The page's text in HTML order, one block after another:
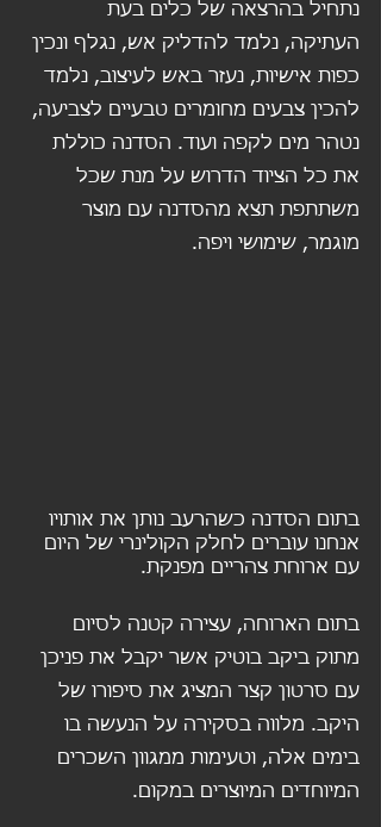
נתחיל בהרצאה של כלים בעת
העתיקה, נלמד להדליק אש, נגלף ונכין
כפות אישיות, נעזר באש לעיצוב, נלמד
להכין צבעים מחומרים טבעיים לצביעה,
נטהר מים לקפה ועוד. הסדנה כוללת
את כל הציוד הדרוש על מנת שכל
משתתפת תצא מהסדנה עם מוצר
מוגמר, שימושי ויפה.
בתום הסדנה כשהרעב נותן את אותויו
אנחנו עוברים לחלק הקולינרי של היום
עם ארוחת צהריים מפנקת.
בתום הארוחה, עצירה קטנה לסיום
מתוק ביקב בוטיק אשר יקבל את פניכן
עם סרטון קצר המציג את סיפורו של
היקב. מלווה בסקירה על הנעשה בו
בימים אלה, וטעימות ממגוון השכרים
המיוחדים המיוצרים במקום.